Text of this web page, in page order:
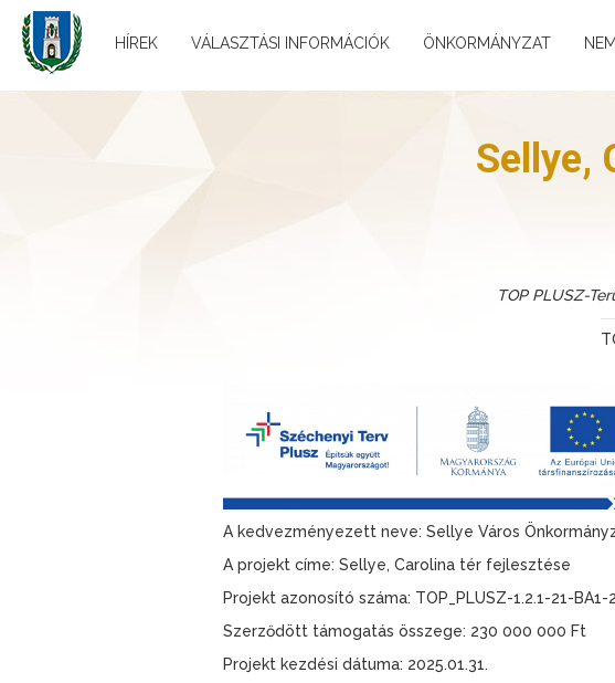
HÍREK VÁLASZTÁSI INFORMÁCIÓK ÖNKORMÁNYZAT
Sellye,
TOP PLUSZ-
A kedvezményezett neve: Sellye Város
A projekt címe: Sellye, Carolina tér fejlesztése
Projekt azonosító száma: TOP_PLUSZ-1.2.1-21-
Szerződött támogatás összege: 230 000 000 Ft
Projekt kezdési dátuma: 2025.01.31.